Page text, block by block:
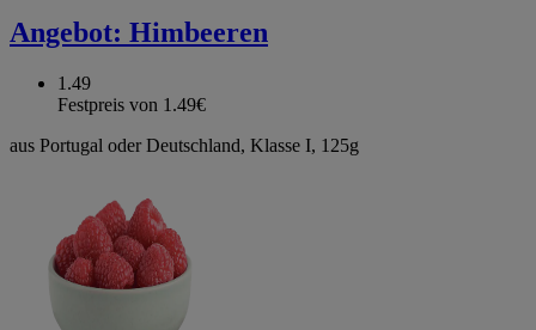
Angebot: Himbeeren
1.49
Festpreis von 1.49€
aus Portugal oder Deutschland, Klasse I, 125g